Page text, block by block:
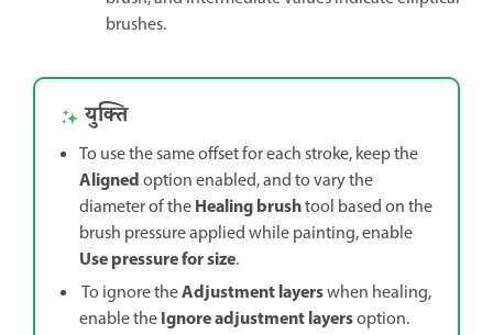
brushes.
युक्ति
To use the same offset for each stroke, keep the
Alignedoption enabled, and to vary the
diameter of theHealing brushtool based on the
brush pressure applied while painting, enable
Use pressure for size.
To ignore theAdjustment layerswhen healing,
enable theIgnore adjustment layersoption.